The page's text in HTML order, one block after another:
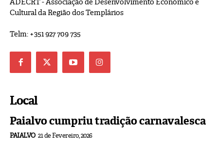
ADECRT - Associação de Desenvolvimento Económico e
Cultural da Região dos Templários
Telm: +351 927 709 735
Local
Paialvo cumpriu tradição carnavalesca
PAIALVO 21 de Fevereiro, 2026